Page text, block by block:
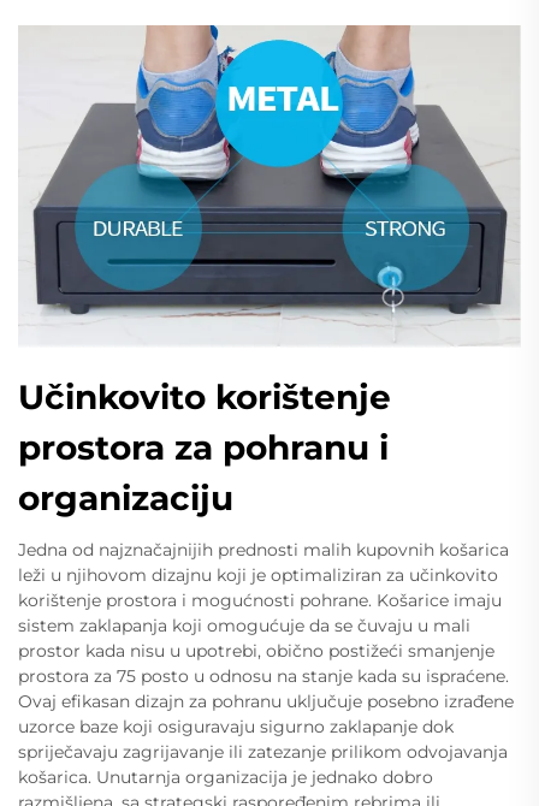
Učinkovito korištenje
prostora za pohranu i
organizaciju
Jedna od najznačajnijih prednosti malih kupovnih košarica
leži u njihovom dizajnu koji je optimaliziran za učinkovito
korištenje prostora i mogućnosti pohrane. Košarice imaju
sistem zaklapanja koji omogućuje da se čuvaju u mali
prostor kada nisu u upotrebi, obično postižeći smanjenje
prostora za 75 posto u odnosu na stanje kada su ispraćene.
Ovaj efikasan dizajn za pohranu uključuje posebno izrađene
uzorce baze koji osiguravaju sigurno zaklapanje dok
spriječavaju zagrijavanje ili zatezanje prilikom odvojavanja
košarica. Unutarnja organizacija je jednako dobro